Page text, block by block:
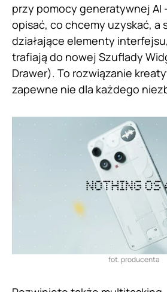
przy pomocy generatywnej AI
opisać, co chcemy uzyskać, a
działające elementy
trafiają do nowej Szuflady
Drawer). To rozwiązanie
zapewne nie dla każdego
fot. producenta